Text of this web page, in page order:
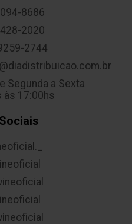
8686
2020
2744
Segunda a Sexta
às 17:00hs